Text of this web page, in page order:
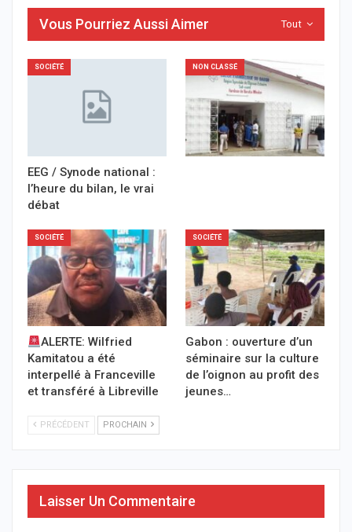
Tout
Vous Pourriez Aussi Aimer
SOCIÉTÉ
EEG / Synode national :
l’heure du bilan, le vrai
débat
NON CLASSÉ
SOCIÉTÉ
ALERTE: Wilfried
Kamitatou a été
interpellé à Franceville
et transféré à Libreville
SOCIÉTÉ
Gabon : ouverture d’un
séminaire sur la culture
de l’oignon au profit des
jeunes…
PRÉCÉDENT PROCHAIN
Laisser Un Commentaire